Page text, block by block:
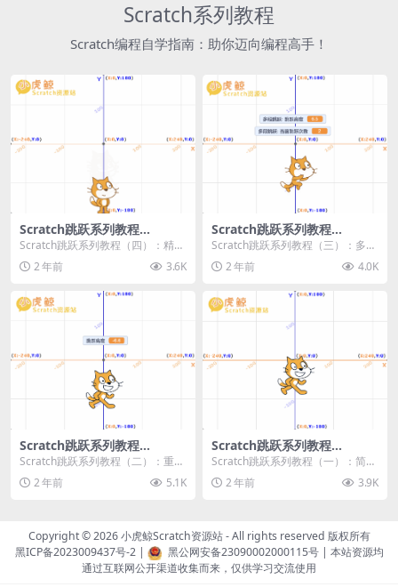
Scratch系列教程
Scratch编程自学指南：助你迈向编程高手！
Scratch跳跃系列教程
（四）：精准着陆
Scratch跳跃系列教程（四）：精准
着陆 作者：小虎鲸Scratch资源站
... 2 年前 3.6K
Scratch跳跃系列教程
（三）：多段跳跃
Scratch跳跃系列教程（三）：多段
跳跃 作者：小虎鲸Scratch资源站
连...2 年前 4.0K
Scratch跳跃系列教程
（二）：重力跳跃
Scratch跳跃系列教程（二）：重力
跳跃 作者：小虎鲸Scratch资源站
按...2 年前 5.1K
Scratch跳跃系列教程
（一）：简单跳跃
Scratch跳跃系列教程（一）：简单
跳跃 作者：小虎鲸Scratch资源站
按...2 年前 3.9K
Copyright © 2026小虎鲸Scratch资源站- All rights reserved 版权所有
黑ICP备2023009437号-2| 黑公网安备23090002000115号| 本站资源均
通过互联网公开渠道收集而来，仅供学习交流使用